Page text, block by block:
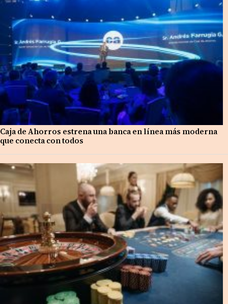
Caja de Ahorros estrena una banca en línea más moderna
que conecta con todos